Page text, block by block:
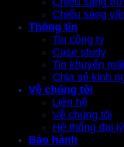
Chiếu sáng
Thông tin
Tin công ty
Case study
Tin khuyến mãi
Chia sẻ kinh
Về chúng tôi
Liên hệ
Về chúng tôi
Hệ thống đại lý
Bảo hành